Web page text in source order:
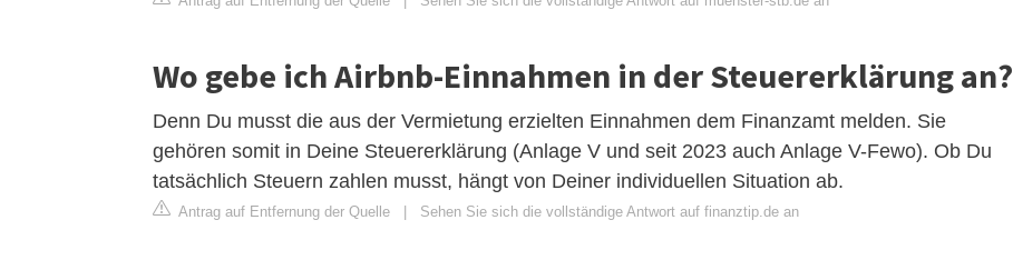
Wo gebe ich Airbnb-Einnahmen in der Steuererklärung an?
Denn Du musst die aus der Vermietung erzielten Einnahmen dem Finanzamt melden. Sie
gehören somit in Deine Steuererklärung (Anlage V und seit 2023 auch Anlage V-Fewo). Ob Du
tatsächlich Steuern zahlen musst, hängt von Deiner individuellen Situation ab.
Antrag auf Entfernung der Quelle Sehen Sie sich die vollständige Antwort auf finanztip.de an